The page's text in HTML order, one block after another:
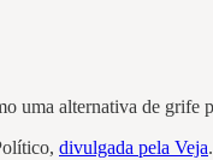
uma alternativa de grife
divulgada pela Veja.